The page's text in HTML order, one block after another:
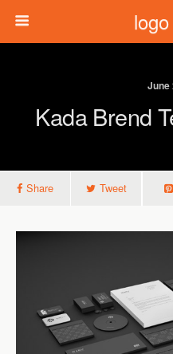
June
Kada Brend
Share Tweet